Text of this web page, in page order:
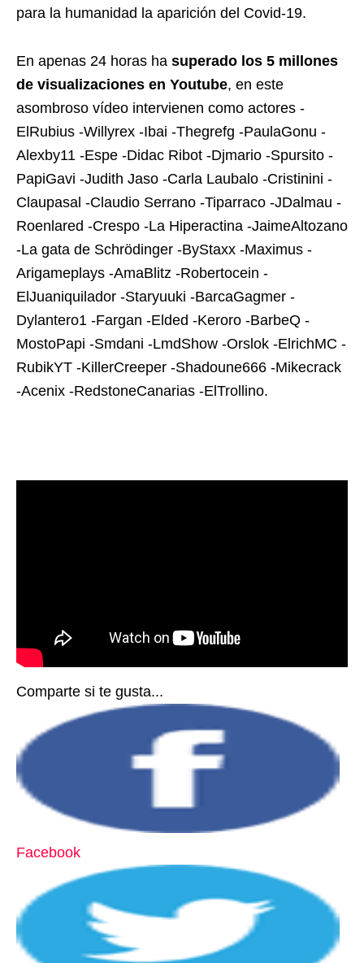
para la humanidad la aparición del Covid-19.
En apenas 24 horas ha superado los 5 millones
de visualizaciones en Youtube, en este
asombroso vídeo intervienen como actores -
ElRubius -Willyrex -Ibai -Thegrefg -PaulaGonu -
Alexby11 -Espe -Didac Ribot -Djmario -Spursito -
PapiGavi -Judith Jaso -Carla Laubalo -Cristinini -
Claupasal -Claudio Serrano -Tiparraco -JDalmau -
Roenlared -Crespo -La Hiperactina -JaimeAltozano
-La gata de Schrödinger -ByStaxx -Maximus -
Arigameplays -AmaBlitz -Robertocein -
ElJuaniquilador -Staryuuki -BarcaGagmer -
Dylantero1 -Fargan -Elded -Keroro -BarbeQ -
MostoPapi -Smdani -LmdShow -Orslok -ElrichMC -
RubikYT -KillerCreeper -Shadoune666 -Mikecrack
-Acenix -RedstoneCanarias -ElTrollino.
Comparte si te gusta...
Facebook